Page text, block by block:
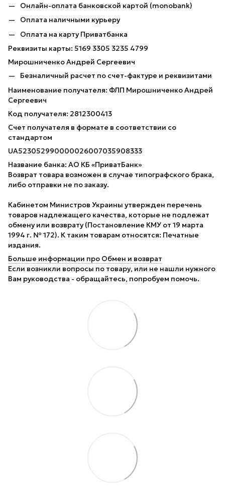
Онлайн-оплата банковской картой (monobank)
Оплата наличными курьеру
Оплата на карту Приватбанка
Реквизиты карты: 5169 3305 3235 4799
Мирошниченко Андрей Сергеевич
Безналичный расчет по счет-фактуре и реквизитами
Наименование получателя: ФЛП Мирошниченко Андрей
Сергеевич
Код получателя: 2812300413
Счет получателя в формате в соответствии со
стандартом
UA523052990000026007035908333
Название банка: АО КБ «ПриватБанк»
Возврат товара возможен в случае типографского брака,
либо отправки не по заказу.
Кабинетом Министров Украины утвержден перечень
товаров надлежащего качества, которые не подлежат
обмену или возврату (Постановление КМУ от 19 марта
1994 г. № 172). К таким товарам относятся: Печатные
издания.
Больше информации про Обмен и возврат
Если возникли вопросы по товару, или не нашли нужного
Вам руководства - обращайтесь, попробуем помочь.